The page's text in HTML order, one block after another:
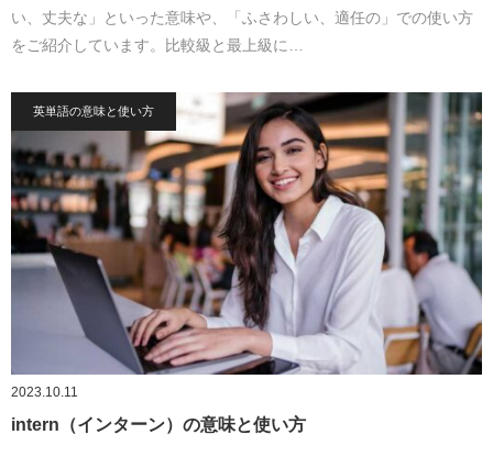
い、丈夫な」といった意味や、「ふさわしい、適任の」での使い方
をご紹介しています。比較級と最上級に…
英単語の意味と使い方
2023.10.11
intern（インターン）の意味と使い方